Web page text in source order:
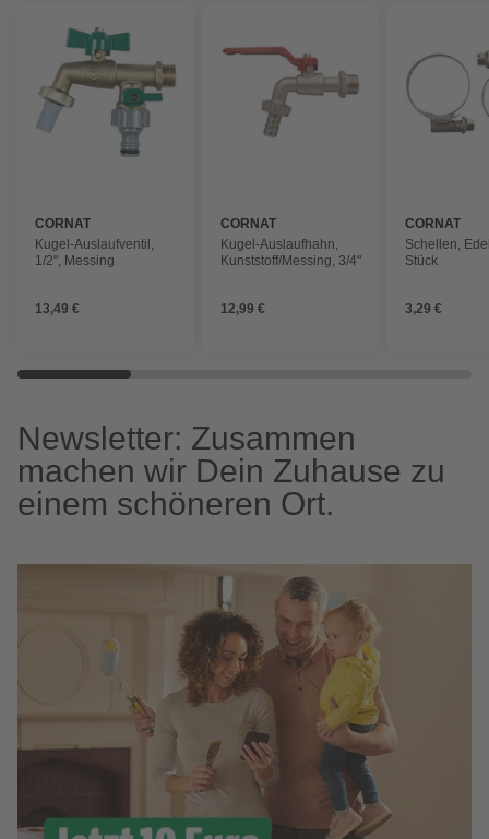
CORNAT
Kugel-Auslaufventil,
1/2", Messing
13,49 €
CORNAT
Kugel-Auslaufhahn,
Kunststoff/Messing, 3/4"
12,99 €
CORNAT
Schellen,
Stück
3,29 €
Newsletter: Zusammen
machen wir Dein Zuhause zu
einem schöneren Ort.